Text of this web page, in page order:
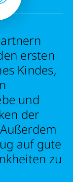
ersten
Kindes,
und
der
auf gute
zu
Leben
Großes
Liter
stellen.
weniger
Zukunft.